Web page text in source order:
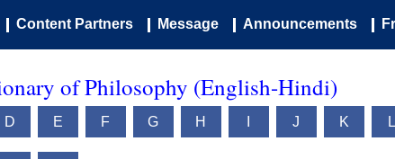
Content Partners Message Announcements
of Philosophy (English-Hindi)
D E F G H J K L